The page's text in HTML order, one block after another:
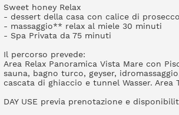
Sweet honey Relax
- dessert della casa con calice di prosecco
- massaggio** relax al miele 30 minuti
- Spa Privata da 75 minuti
Il percorso prevede:
Area Relax Panoramica Vista Mare con
sauna, bagno turco, geyser,
cascata di ghiaccio e tunnel Wasser. Area
DAY USE previa prenotazione e